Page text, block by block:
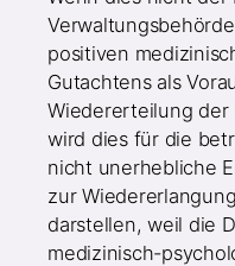
positiven
Gutachtens als
Wiedererteilung der
wird dies für die
nicht unerhebliche
zur
darstellen, weil die
medizinisch-